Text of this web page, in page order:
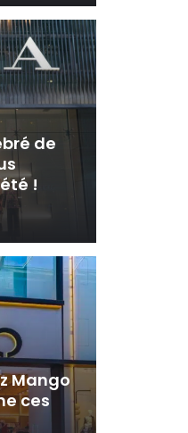
de
!
Mango
ces